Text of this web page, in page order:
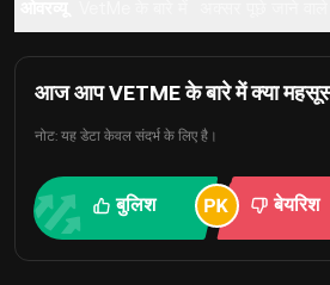
आज आप VETME के बारे में क्या
नोट: यह डेटा केवल संदर्भ के लिए है।
बुलिश बेयरिश